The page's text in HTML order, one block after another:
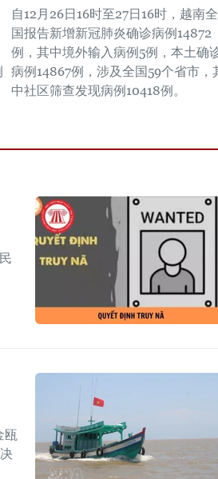
自12月26日16时至27日16时，越南全
国报告新增新冠肺炎确诊病例14872
例，其中境外输入病例5例，本土确
病例14867例，涉及全国59个省市，
中社区筛查发现病例10418例。
瓯